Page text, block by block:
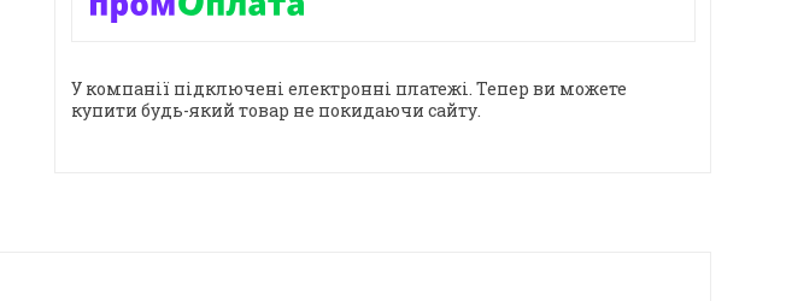
У компанії підключені електронні платежі. Тепер ви можете
купити будь-який товар не покидаючи сайту.